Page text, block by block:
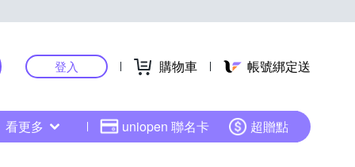
登入 購物車 帳號綁定送
看更多 uniopen 聯名卡 超贈點